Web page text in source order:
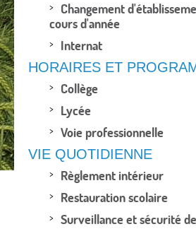
Changement
cours d'année
Internat
HORAIRES ET
Collège
Lycée
Voie professionnelle
VIE QUOTIDIENNE
Règlement intérieur
Restauration scolaire
Surveillance et sécurité